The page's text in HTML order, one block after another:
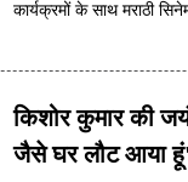
कार्यक्रमों के साथ मराठी
किशोर कुमार की
जैसे घर लौट आया हूं'